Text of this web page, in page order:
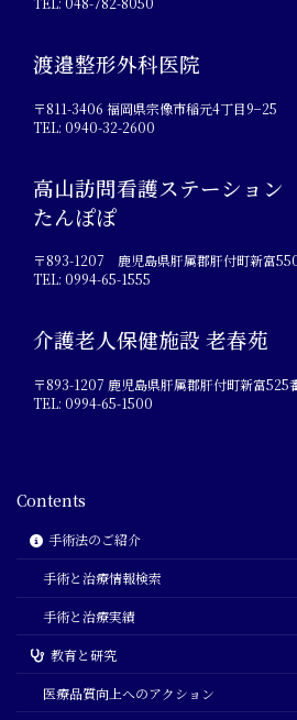
渡邉整形外科医院
〒811-3406 福岡県宗像市稲元4丁目9−25
TEL: 0940-32-2600
高山訪問看護ステーション
たんぽぽ
〒893-1207 鹿児島県肝属郡肝付町新富
TEL: 0994-65-1555
介護老人保健施設 老春苑
〒893-1207 鹿児島県肝属郡肝付町新富525
TEL: 0994-65-1500
Contents
手術法のご紹介
手術と治療情報検索
手術と治療実績
教育と研究
医療品質向上へのアクション